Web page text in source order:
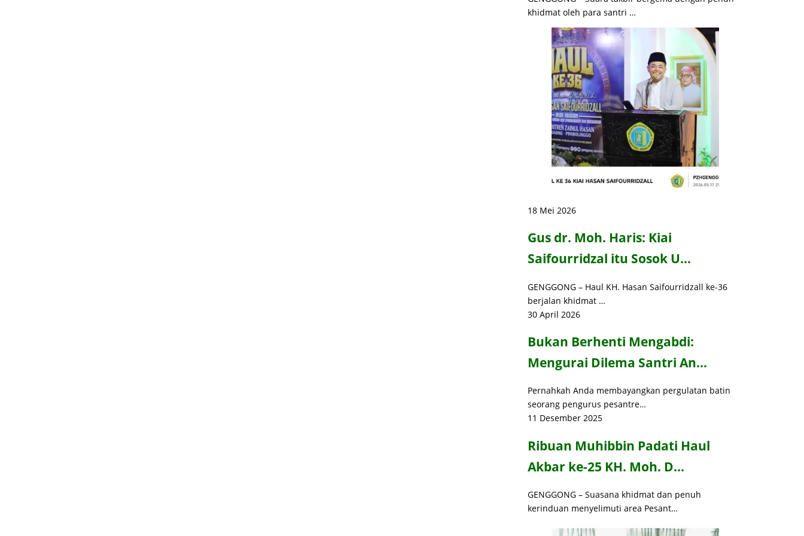
khidmat oleh para santri …
18 Mei 2026
Gus dr. Moh. Haris: Kiai
Saifourridzal itu Sosok U…
GENGGONG – Haul KH. Hasan Saifourridzall ke-36
berjalan khidmat …
30 April 2026
Bukan Berhenti Mengabdi:
Mengurai Dilema Santri An…
Pernahkah Anda membayangkan pergulatan batin
seorang pengurus pesantre…
11 Desember 2025
Ribuan Muhibbin Padati Haul
Akbar ke-25 KH. Moh. D…
GENGGONG – Suasana khidmat dan penuh
kerinduan menyelimuti area Pesant…